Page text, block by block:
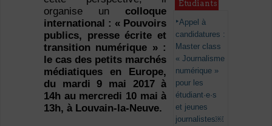
organise uncolloque
international : « Pouvoirs
publics, presse écrite et
transition numérique » :
le cas des petits marchés
médiatiques en Europe,
du mardi 9 mai 2017 à
14h au mercredi 10 mai à
13h, à Louvain-la-Neuve.
Étudiants
Appel à
candidatures :
Master class
« Journalisme
numérique »
pour les
étudiant·e·s
et jeunes
journalistes￼